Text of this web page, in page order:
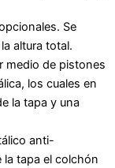
Se
altura total.
medio de pistones
los cuales en
la tapa y una
anti-
la tapa el colchón